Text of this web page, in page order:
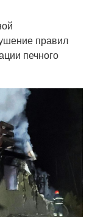
правил
печного